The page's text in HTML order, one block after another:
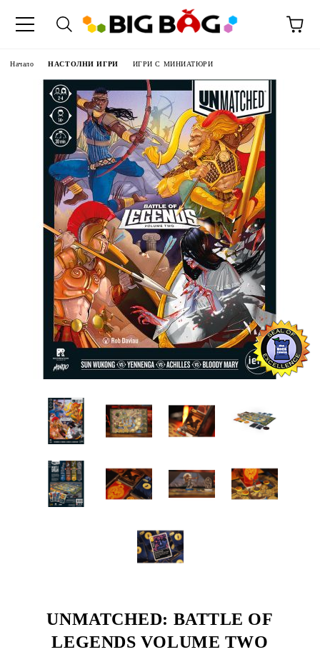
Начало НАСТОЛНИ ИГРИ ИГРИ С МИНИАТЮРИ
UNMATCHED: BATTLE OF
LEGENDS VOLUME TWO